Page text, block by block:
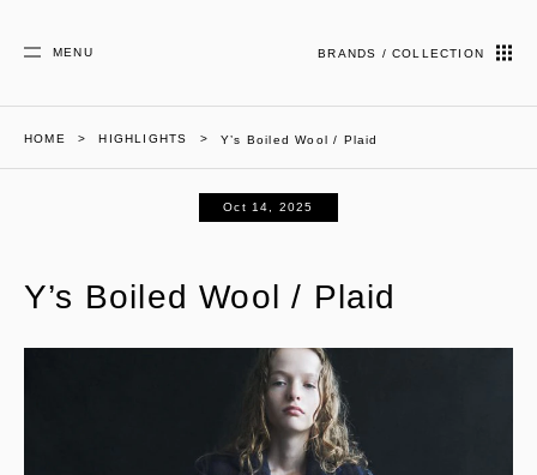
MENU BRANDS / COLLECTION
HOME HIGHLIGHTS Y’s Boiled Wool / Plaid
Oct 14, 2025
Y’s Boiled Wool / Plaid